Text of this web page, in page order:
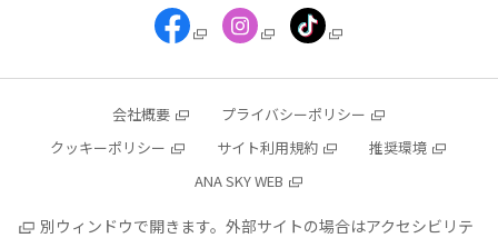
会社概要
プライバシーポリシー
クッキーポリシー
サイト利用規約
推奨環境
ANA SKY WEB
別ウィンドウで開きます。外部サイトの場合はアクセシビリテ